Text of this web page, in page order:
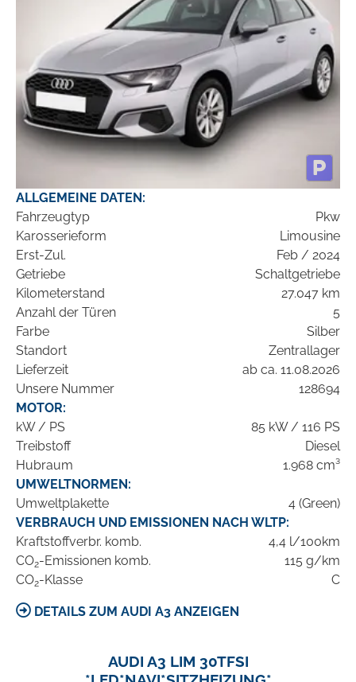
ALLGEMEINE DATEN:
Fahrzeugtyp
Pkw
Karosserieform
Limousine
Erst-Zul.
Feb / 2024
Getriebe
Schaltgetriebe
Kilometerstand
27.047 km
Anzahl der Türen
5
Farbe
Silber
Standort
Zentrallager
Lieferzeit
ab ca. 11.08.2026
Unsere Nummer
128694
MOTOR:
kW / PS
85 kW / 116 PS
Treibstoff
Diesel
Hubraum
1.968 cm³
UMWELTNORMEN:
Umweltplakette
4 (Green)
VERBRAUCH UND EMISSIONEN NACH WLTP:
Kraftstoffverbr. komb.
4,4 l/100km
CO2-Emissionen komb.
115 g/km
CO2-Klasse C
DETAILS ZUM AUDI A3 ANZEIGEN
AUDI A3 LIM 30TFSI